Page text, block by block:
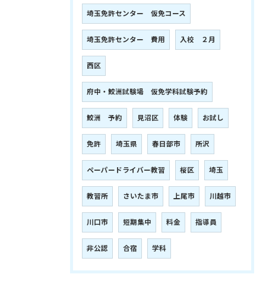
埼玉免許センター 仮免コース
埼玉免許センター 費用 入校 ２月
西区
府中・鮫洲試験場 仮免学科試験予約
鮫洲 予約 見沼区 体験 お試し
免許 埼玉県 春日部市 所沢
ペーパードライバー教習 桜区 埼玉
教習所 さいたま市 上尾市 川越市
川口市 短期集中 料金 指導員
非公認 合宿 学科